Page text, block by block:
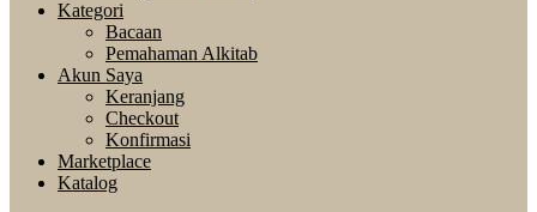
Kategori
Bacaan
Pemahaman Alkitab
Akun Saya
Keranjang
Checkout
Konfirmasi
Marketplace
Katalog